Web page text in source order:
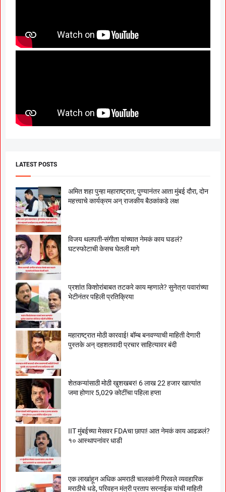
LATEST POSTS
अमित शहा पुन्हा महाराष्ट्रात; पुण्यानंतर आता मुंबई दौरा, दोन
महत्त्वाचे कार्यक्रम अन् राजकीय बैठकांकडे लक्ष
विजय थलपती-संगीता यांच्यात नेमकं काय घडलं?
घटस्फोटाची केसच घेतली मागे
प्रशांत किशोरांबाबत तटकरे काय म्हणाले? सुनेत्रा पवारांच्या
भेटीनंतर पहिली प्रतिक्रिया
महाराष्ट्रात मोठी कारवाई! बॉम्ब बनवण्याची माहिती देणारी
पुस्तके अन् दहशतवादी प्रचार साहित्यावर बंदी
शेतकऱ्यांसाठी मोठी खुशखबर! 6 लाख 22 हजार खात्यांत
जमा होणार 5,029 कोटींचा पहिला हप्ता
IIT मुंबईच्या मेसवर FDAचा छापा! आत नेमकं काय आढळलं?
१० आस्थापनांवर धाडी
एक लाखांहून अधिक अमराठी चालकांनी गिरवले व्यवहारिक
मराठीचे धडे, परिवहन मंत्री प्रताप सरनाईक यांची माहिती